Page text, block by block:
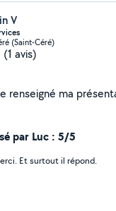
V
(Saint-Céré)
(1 avis)
Je n'ai pas encore
par Luc : 5/5
Et surtout il répond.